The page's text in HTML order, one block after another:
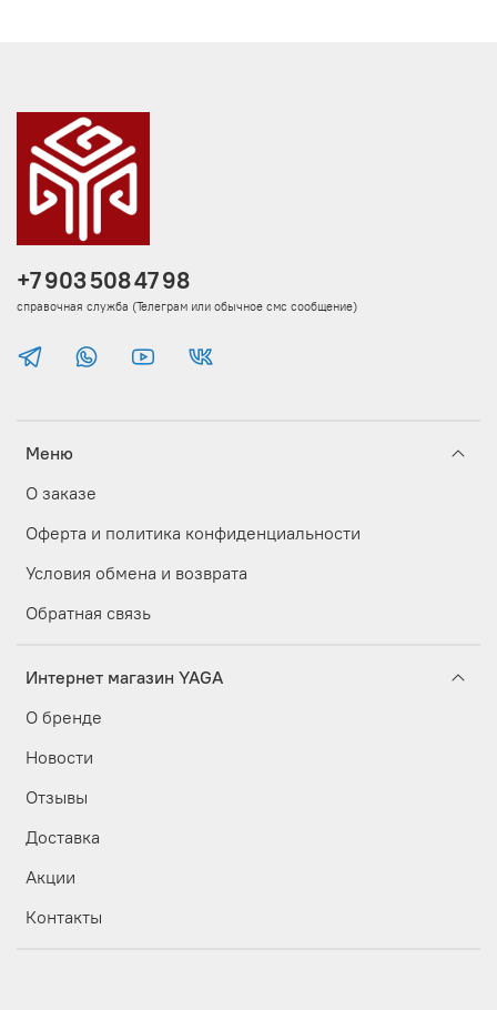
Меню
О заказе
Оферта и политика конфиденциальности
Условия обмена и возврата
Обратная связь
Интернет магазин YAGA
О бренде
Новости
Отзывы
Доставка
Акции
Контакты
+7 903 508 47 98
справочная служба (Телеграм или обычное смс сообщение)